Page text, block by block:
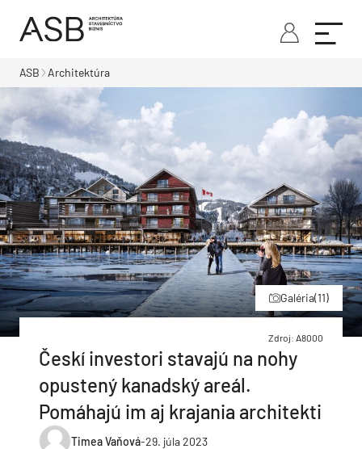
ASB Architektúra
Galéria(11)
Zdroj: A8000
Českí investori stavajú na nohy
opustený kanadský areál.
Pomáhajú im aj krajania architekti
Timea Vaňová-29. júla 2023